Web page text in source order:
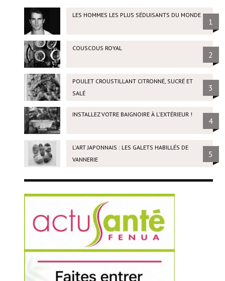
LES HOMMES LES PLUS SÉDUISANTS DU MONDE
1
COUSCOUS ROYAL
2
POULET CROUSTILLANT CITRONNÉ, SUCRÉ ET
SALÉ
3
INSTALLEZ VOTRE BAIGNOIRE À L'EXTÉRIEUR !
4
L'ART JAPONNAIS : LES GALETS HABILLÉS DE
VANNERIE
5